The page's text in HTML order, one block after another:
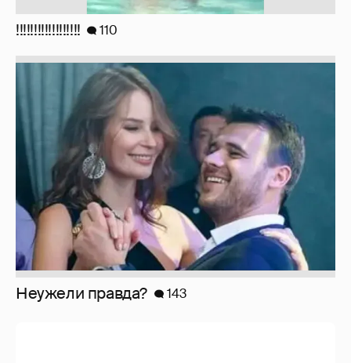
!!!!!!!!!!!!!!!!!! 110
Неужели правда? 143